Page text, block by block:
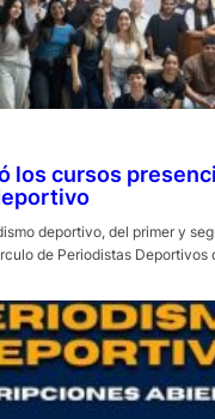
los cursos
deportivo, del primer y
de Periodistas Deportivos